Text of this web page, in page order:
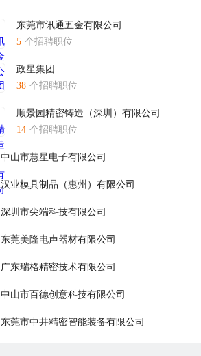
东莞市讯通五金有限公司
5 个招聘职位
政星集团
38 个招聘职位
顺景园精密铸造（深圳）有限公司
14 个招聘职位
中山市慧星电子有限公司
汉业模具制品（惠州）有限公司
深圳市尖端科技有限公司
东莞美隆电声器材有限公司
广东瑞格精密技术有限公司
中山市百德创意科技有限公司
东莞市中井精密智能装备有限公司